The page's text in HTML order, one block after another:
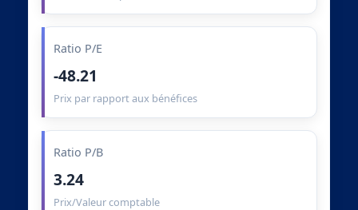
Ratio P/E
-48.21
Prix par rapport aux bénéfices
Ratio P/B
3.24
Prix/Valeur comptable